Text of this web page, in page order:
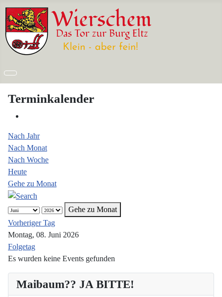
Maibaum?? JA BITTE!
Terminkalender
Nach Jahr
Nach Monat
Nach Woche
Heute
Gehe zu Monat
Gehe zu Monat
Vorheriger Tag
Montag, 08. Juni 2026
Folgetag
Es wurden keine Events gefunden